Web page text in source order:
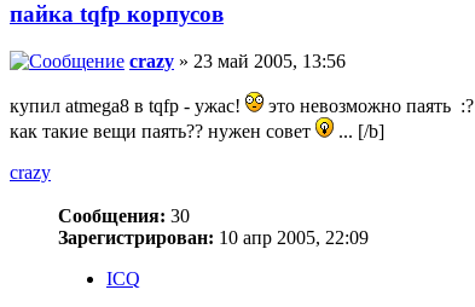
пайка tqfp корпусов
crazy » 23 май 2005, 13:56
купил atmega8 в tqfp - ужас!
это невозможно паять :?
как такие вещи паять?? нужен совет
... [/b]
crazy
Сообщения: 30
Зарегистрирован: 10 апр 2005, 22:09
ICQ